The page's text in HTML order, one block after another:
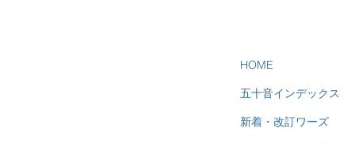
HOME
五十音インデックス
新着・改訂ワーズ